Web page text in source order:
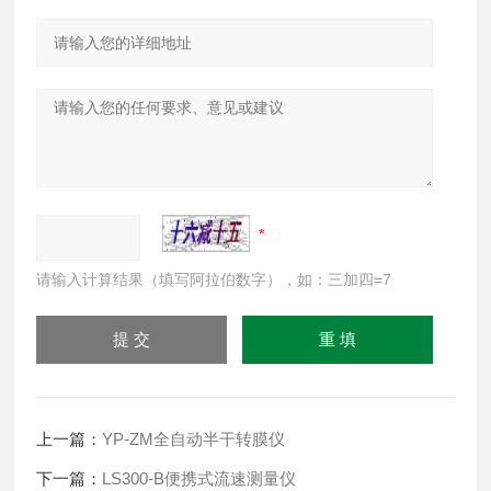
请输入计算结果（填写阿拉伯数字），如：三加四=7
上一篇：YP-ZM全自动半干转膜仪
下一篇： LS300-B便携式流速测量仪